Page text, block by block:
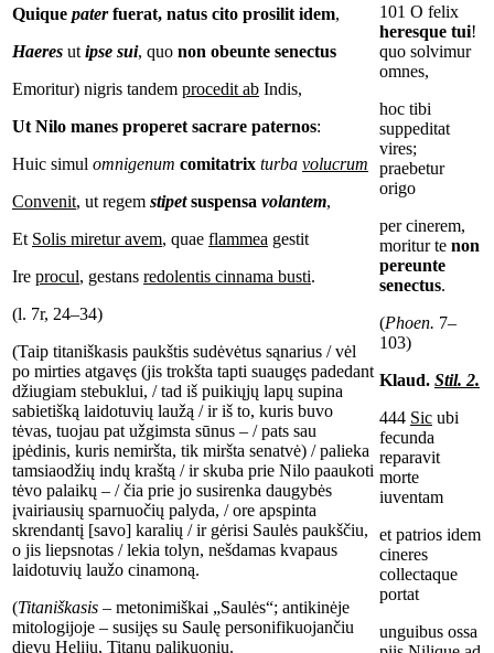
Quique paterfuerat, natus cito prosilit idem,
Haeres ut ipse sui, quo non obeunte senectus
Emoritur) nigris tandem procedit ab Indis,
Ut Nilo manes properet sacrare paternos:
Huic simul omnigenum comitatrix turba volucrum
Convenit, ut regem stipet suspensa volantem,
Et Solis miretur avem, quae flammea gestit
Ire procul, gestans redolentis cinnama busti.
(l. 7r, 24–34)
(Taip titaniškasis paukštis sudėvėtus sąnarius / vėl
po mirties atgavęs (jis trokšta tapti suaugęs padedant
džiugiam stebuklui, / tad iš puikiųjų lapų supina
sabietišką laidotuvių laužą / ir iš to, kuris buvo
tėvas, tuojau pat užgimsta sūnus – / pats sau
įpėdinis, kuris nemiršta, tik miršta senatvė) / palieka
tamsiaodžių indų kraštą / ir skuba prie Nilo paaukoti
tėvo palaikų – / čia prie jo susirenka daugybės
įvairiausių sparnuočių palyda, / ore apspinta
skrendantį [savo] karalių / ir gėrisi Saulės paukščiu,
o jis liepsnotas / lekia tolyn, nešdamas kvapaus
laidotuvių laužo cinamoną.
(Titaniškasis – metonimiškai „Saulės“; antikinėje
mitologijoje – susijęs su Saulę personifikuojančiu
dievu Heliju, Titanų palikuoniu.
101 O felix
heresque tui!
quo solvimur
omnes,
hoc tibi
suppeditat
vires;
praebetur
origo
per cinerem,
moritur te non
pereunte
senectus.
(Phoen. 7–
103)
Klaud. Stil. 2.
444 Sic ubi
fecunda
reparavit
morte
iuventam
et patrios idem
cineres
collectaque
portat
unguibus ossa